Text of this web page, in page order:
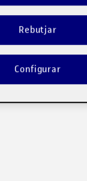
Parcial 2
Tomàs
publicació
-2 comentaris
Rebutjar
Configurar